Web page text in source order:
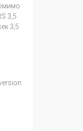
3,5
3,5